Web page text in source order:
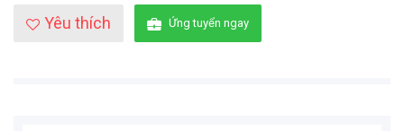
Yêu thích Ứng tuyển ngay